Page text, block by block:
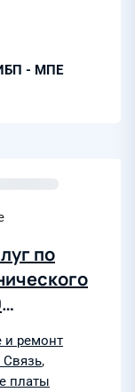
- МПЕ
по
ПАО
и ремонт
Связь,
платы